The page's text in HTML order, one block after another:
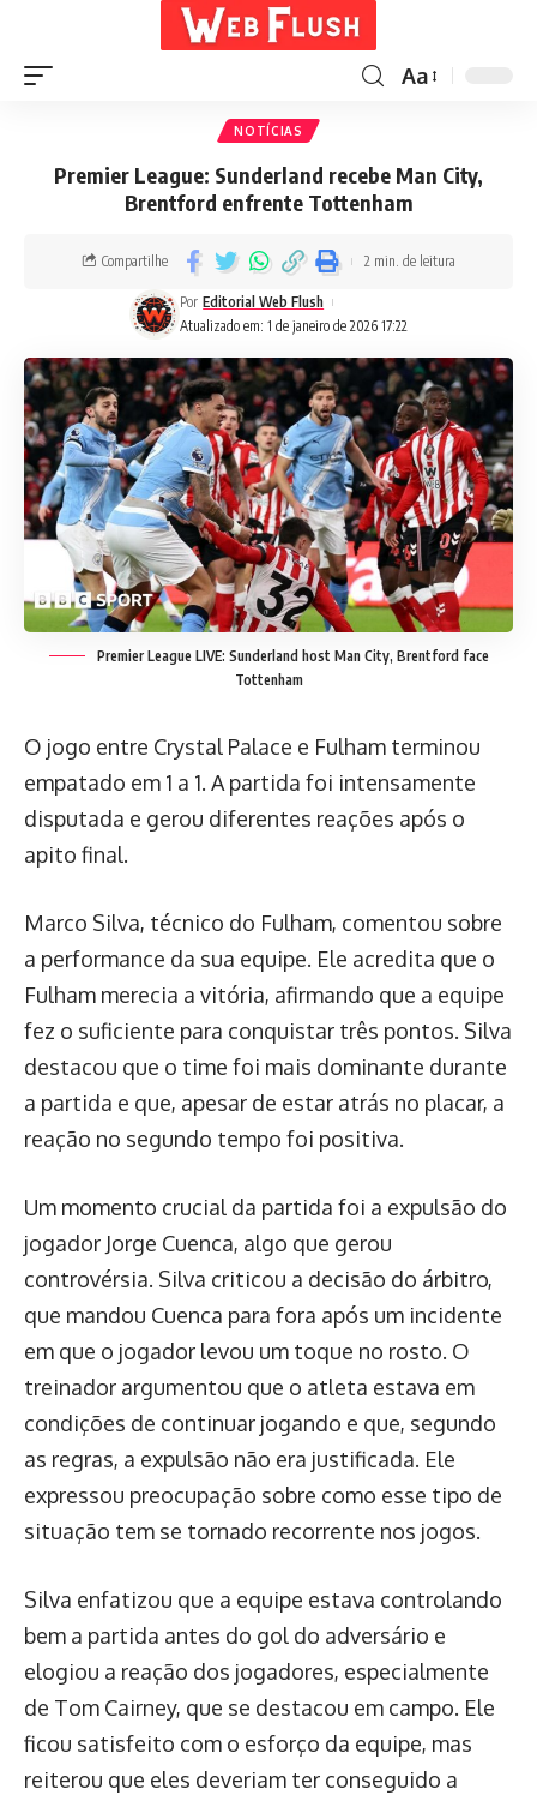
Aa
NOTÍCIAS
Premier League: Sunderland recebe Man City,
Brentford enfrente Tottenham
Atualizado em: 1 de janeiro de 2026 17:22
Por Editorial Web Flush
Compartilhe 2 min. de leitura
Premier League LIVE: Sunderland host Man City, Brentford face
Tottenham
O jogo entre Crystal Palace e Fulham terminou
empatado em 1 a 1. A partida foi intensamente
disputada e gerou diferentes reações após o
apito final.
Marco Silva, técnico do Fulham, comentou sobre
a performance da sua equipe. Ele acredita que o
Fulham merecia a vitória, afirmando que a equipe
fez o suficiente para conquistar três pontos. Silva
destacou que o time foi mais dominante durante
a partida e que, apesar de estar atrás no placar, a
reação no segundo tempo foi positiva.
Um momento crucial da partida foi a expulsão do
jogador Jorge Cuenca, algo que gerou
controvérsia. Silva criticou a decisão do árbitro,
que mandou Cuenca para fora após um incidente
em que o jogador levou um toque no rosto. O
treinador argumentou que o atleta estava em
condições de continuar jogando e que, segundo
as regras, a expulsão não era justificada. Ele
expressou preocupação sobre como esse tipo de
situação tem se tornado recorrente nos jogos.
Silva enfatizou que a equipe estava controlando
bem a partida antes do gol do adversário e
elogiou a reação dos jogadores, especialmente
de Tom Cairney, que se destacou em campo. Ele
ficou satisfeito com o esforço da equipe, mas
reiterou que eles deveriam ter conseguido a